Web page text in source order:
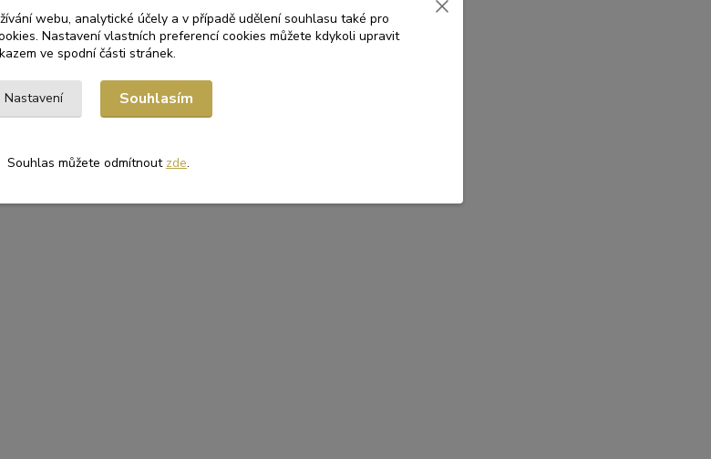
Nafukovací balónky
webu, analytické účely a v případě udělení souhlasu také pro
Nastavení vlastních preferencí cookies můžete kdykoli upravit
ve spodní části stránek.
Nastavení Souhlasím
Souhlas můžete odmítnout zde.